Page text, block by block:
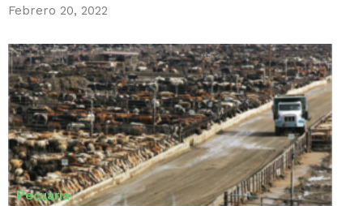
Febrero 20, 2022
Pecuaria